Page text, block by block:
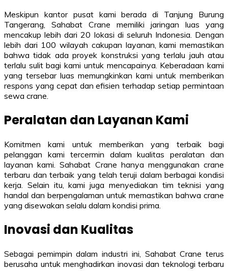
Meskipun kantor pusat kami berada di Tanjung Burung
Tangerang, Sahabat Crane memiliki jaringan luas yang
mencakup lebih dari 20 lokasi di seluruh Indonesia. Dengan
lebih dari 100 wilayah cakupan layanan, kami memastikan
bahwa tidak ada proyek konstruksi yang terlalu jauh atau
terlalu sulit bagi kami untuk mencapainya. Keberadaan kami
yang tersebar luas memungkinkan kami untuk memberikan
respons yang cepat dan efisien terhadap setiap permintaan
sewa crane.
Peralatan dan Layanan Kami
Komitmen kami untuk memberikan yang terbaik bagi
pelanggan kami tercermin dalam kualitas peralatan dan
layanan kami. Sahabat Crane hanya menggunakan crane
terbaru dan terbaik yang telah teruji dalam berbagai kondisi
kerja. Selain itu, kami juga menyediakan tim teknisi yang
handal dan berpengalaman untuk memastikan bahwa crane
yang disewakan selalu dalam kondisi prima.
Inovasi dan Kualitas
Sebagai pemimpin dalam industri ini, Sahabat Crane terus
berusaha untuk menghadirkan inovasi dan teknologi terbaru